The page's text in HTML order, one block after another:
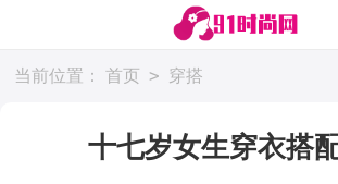
当前位置： 首页 > 穿搭
十七岁女生穿衣搭